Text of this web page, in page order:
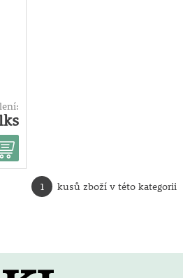
1 kusů zboží v této kategorii